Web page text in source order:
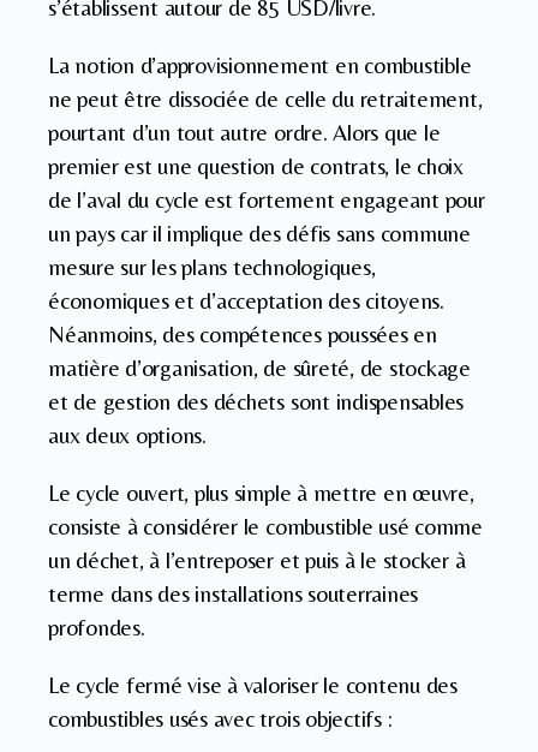
s’établissent autour de 85 USD/livre.
La notion d’approvisionnement en combustible
ne peut être dissociée de celle du retraitement,
pourtant d’un tout autre ordre. Alors que le
premier est une question de contrats, le choix
de l’aval du cycle est fortement engageant pour
un pays car il implique des défis sans commune
mesure sur les plans technologiques,
économiques et d’acceptation des citoyens.
Néanmoins, des compétences poussées en
matière d’organisation, de sûreté, de stockage
et de gestion des déchets sont indispensables
aux deux options.
Le cycle ouvert, plus simple à mettre en œuvre,
consiste à considérer le combustible usé comme
un déchet, à l’entreposer et puis à le stocker à
terme dans des installations souterraines
profondes.
Le cycle fermé vise à valoriser le contenu des
combustibles usés avec trois objectifs :